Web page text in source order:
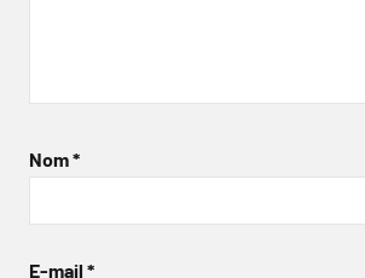
Nom*
E-mail *